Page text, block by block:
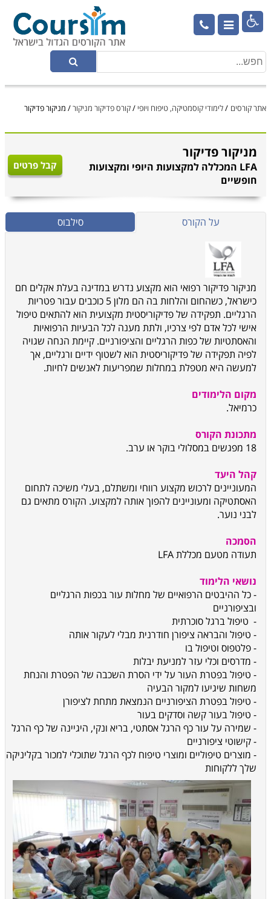

אתר קורסים /לימודי קוסמטיקה, טיפוח ויופי /קורס פדיקור מניקור/ מניקור פדיקור
מניקור פדיקור
LFA המכללה למקצועות היופי ומקצועות
חופשיים
קבל פרטים
על הקורס סילבוס
מניקור פדיקור רפואי הוא מקצוע נדרש במדינה בעלת אקלים חם
כישראל, כשהחום והלחות בה הם מלון 5 כוכבים עבור פטריות
הרגליים. תפקידה של פדיקוריסטית מקצועית הוא להתאים טיפול
אישי לכל אדם לפי צרכיו, ולתת מענה לכל הבעיות הרפואיות
והאסתטיות של כפות הרגליים והציפורניים. קיימת הנחה שגויה
לפיה תפקידה של פדיקוריסטית הוא לשטוף ידיים ורגליים, אך
למעשה היא מטפלת במחלות שמפריעות לאנשים לחיות.
מקום הלימודים
כרמיאל.
מתכונת הקורס
18 מפגשים במסלולי בוקר או ערב.
קהל היעד
המעוניינים לרכוש מקצוע רווחי ומשתלם, בעלי משיכה לתחום
האסתטיקה ומעוניינים להפוך אותה למקצוע. הקורס מתאים גם
לבני נוער.
הסמכה
תעודה מטעם מכללתLFA
נושאי הלימוד
- כל ההיבטים הרפואיים של מחלות עור בכפות הרגליים
ובציפורניים
- טיפול ברגל סוכרתית
- טיפול והבראה ציפורן חודרנית מבלי לעקור אותה
- פלטפוס וטיפול בו
- מדרסים וכלי עזר למניעת יבלות
- טיפול בפטרת העור על ידי הסרת השכבה של הפטרת והנחת
משחות שיגיעו למקור הבעיה
- טיפול בפטרת הציפורניים הנמצאת מתחת לציפורן
- טיפול בעור קשה וסדקים בעור
- שמירה על עור כף הרגל אסתטי, בריא ונקי, היגיינה של כף הרגל
- קישוטי ציפורניים
- מוצרים טיפוליים ומוצרי טיפוח לכף הרגל שתוכלי למכור בקליניקה
שלך ללקוחות